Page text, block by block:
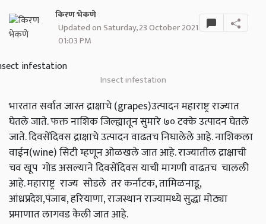
किरण भेकणे
Updated on Saturday, 23 October 2021
01:03 PM
Insect infestation
भारतात सर्वात जास्त द्राक्षाचे (grapes)उत्पादन महाराष्ट्र राज्यात
घेतले जाते. फक्त नाशिक जिल्ह्यातून सुमारे ७० टक्के उत्पादन घेतले
जाते. दिवसेंदिवस द्राक्षाचे उत्पादन वाढतच निघालेले आहे. नाशिकला
वाईन(wine) सिटी म्हणून ओळखले जात आहे. राज्यातील द्राक्षाची
चव खूप गोड असल्याने दिवसेंदिवस याची मागणी वाढतच चालली
आहे. महाराष्ट्र राज्य सोडले तर कर्नाटक, तामिळनाडू,
आंध्रप्रदेश,पंजाब, हरियाणा, राजस्थान राज्यामध्ये सुद्धा मोठ्या
प्रमाणात लागवड केली जात आहे.